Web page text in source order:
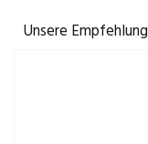
Unsere Empfehlung